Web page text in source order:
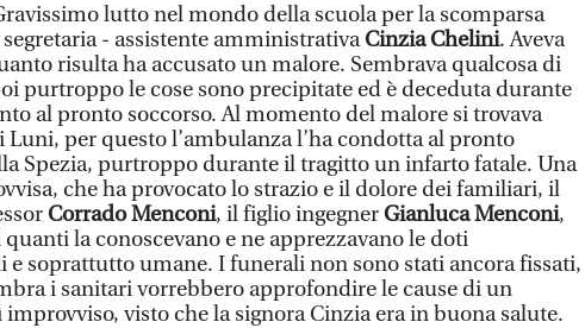
lutto nel mondo della scuola per la scomparsa
- assistente amministrativaCinzia Chelini. Aveva
risulta ha accusato un malore. Sembrava qualcosa di
purtroppo le cose sono precipitate ed è deceduta durante
al pronto soccorso. Al momento del malore si trovava
Luni, per questo l’ambulanza l’ha condotta al pronto
Spezia, purtroppo durante il tragitto un infarto fatale. Una
che ha provocato lo strazio e il dolore dei familiari, il
Corrado Menconi, il figlio ingegnerGianluca Menconi,
la conoscevano e ne apprezzavano le doti
e soprattutto umane. I funerali non sono stati ancora fissati,
i sanitari vorrebbero approfondire le cause di un
improvviso, visto che la signora Cinzia era in buona salute.